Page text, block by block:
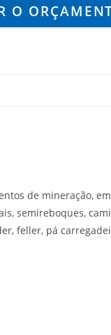
O
de mineração,
semireboques,
feller, pá